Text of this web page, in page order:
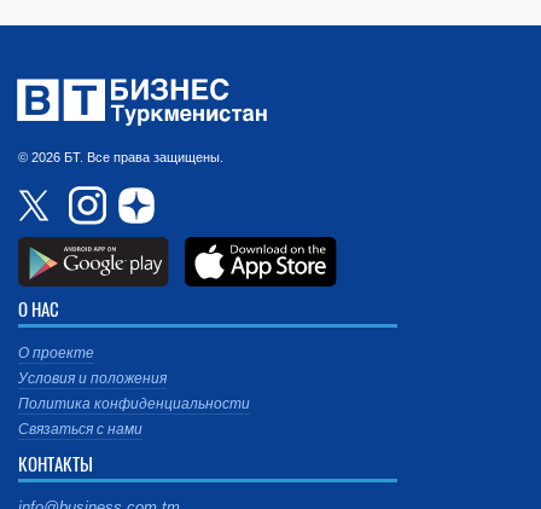
© 2026 БТ. Все права защищены.
О НАС
О проекте
Условия и положения
Политика конфиденциальности
Связаться с нами
КОНТАКТЫ